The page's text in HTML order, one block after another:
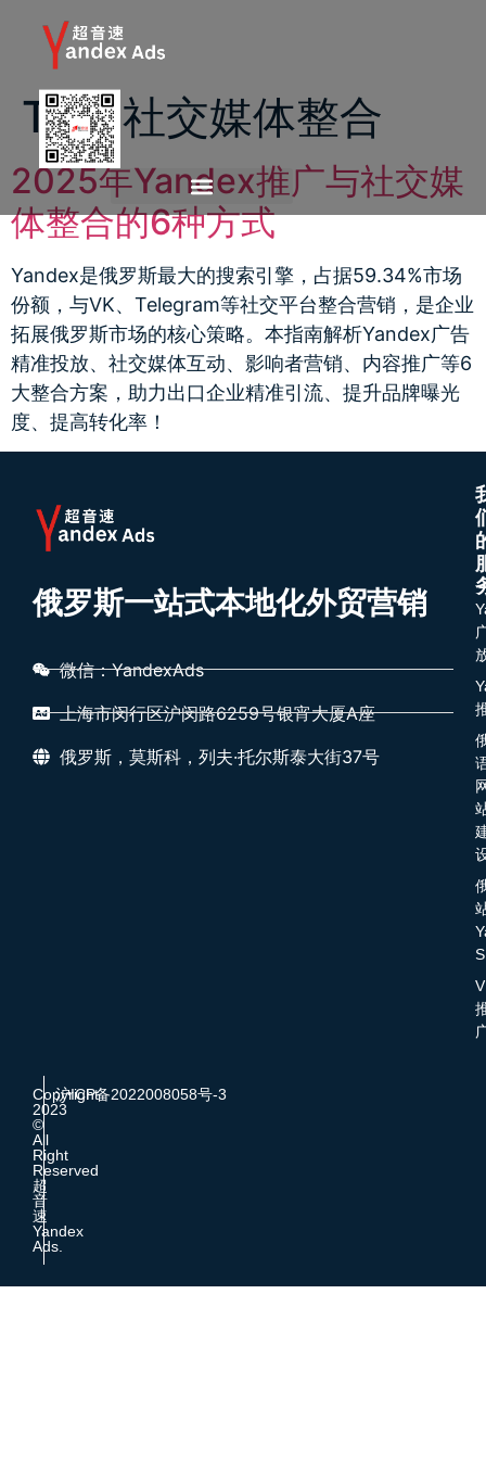
Tag:社交媒体整合
2025年Yandex推广与社交媒
体整合的6种方式
Yandex是俄罗斯最大的搜索引擎，占据59.34%市场
份额，与VK、Telegram等社交平台整合营销，是企业
拓展俄罗斯市场的核心策略。本指南解析Yandex广告
精准投放、社交媒体互动、影响者营销、内容推广等6
大整合方案，助力出口企业精准引流、提升品牌曝光
度、提高转化率！
俄罗斯一站式本地化外贸营销
微信：YandexAds
上海市闵行区沪闵路6259号银宵大厦A座
俄罗斯，莫斯科，列夫·托尔斯泰大街37号
Copyright
2023
©
All
Right
Reserved
超
音
速
Yandex
Ads.
沪ICP备2022008058号-3